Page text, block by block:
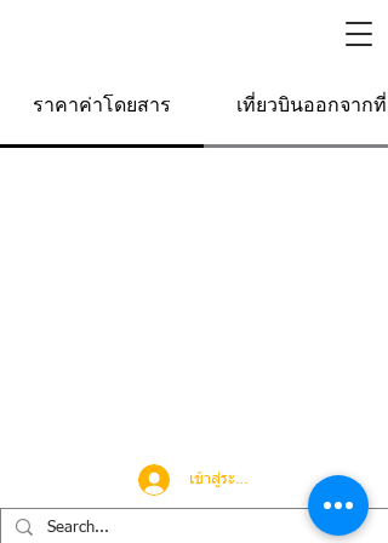
ราคาค่าโดยสาร เที่ยวบินออกจากที่นี่
เข้าสู่ระบบ